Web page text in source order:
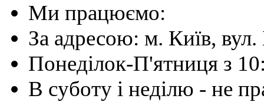
Ми працюємо:
За адресою: м. Київ, вул.
Понеділок-П'ятниця з
В суботу і неділю - не